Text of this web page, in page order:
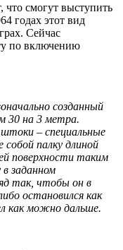
что смогут выступить
годах этот вид
Сейчас
по включению
созданный
30 на 3 метра.
– специальные
палку длиной
поверхности таким
заданном
так, чтобы он в
остановился как
как можно дальше.